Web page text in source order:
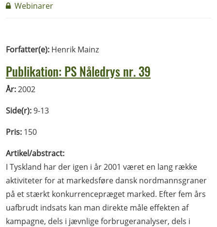
Webinarer
Forfatter(e): Henrik Mainz
Publikation: PS Nåledrys nr. 39
År:2002
Side(r):9-13
Pris: 150
Artikel/abstract:
I Tyskland har der igen i år 2001 været en lang række
aktiviteter for at markedsføre dansk nordmannsgraner
på et stærkt konkurrencepræget marked. Efter fem års
uafbrudt indsats kan man direkte måle effekten af
kampagne, dels i jævnlige forbrugeranalyser, dels i